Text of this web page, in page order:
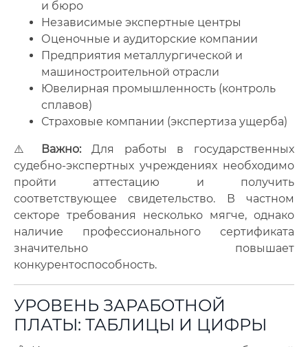
и бюро
Независимые экспертные центры
Оценочные и аудиторские компании
Предприятия металлургической и
машиностроительной отрасли
Ювелирная промышленность (контроль
сплавов)
Страховые компании (экспертиза ущерба)
⚠️ Важно:Для работы в государственных
судебно-экспертных учреждениях необходимо
пройти аттестацию и получить
соответствующее свидетельство. В частном
секторе требования несколько мягче, однако
наличие профессионального сертификата
значительно повышает
конкурентоспособность.
УРОВЕНЬ ЗАРАБОТНОЙ
ПЛАТЫ: ТАБЛИЦЫ И ЦИФРЫ